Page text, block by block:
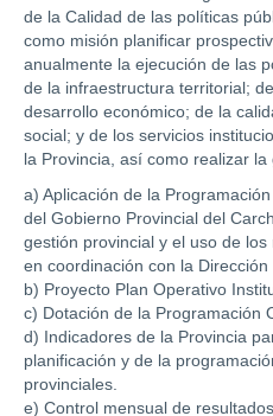
de la Calidad de las políticas
como misión planificar
anualmente la ejecución de las
de la infraestructura territorial;
desarrollo económico; de la
social; y de los servicios
la Provincia, así como realizar la
a) Aplicación de la
del Gobierno Provincial del
gestión provincial y el uso de los
en coordinación con la Dirección
b) Proyecto Plan Operativo
c) Dotación de la Programación
d) Indicadores de la Provincia
planificación y de la
provinciales.
e) Control mensual de